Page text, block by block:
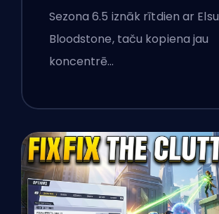
Foksa un Monstri Ņujorkā
Sezona 6.5 iznāk rītdien ar Elsu
Bloodstone, taču kopiena jau
koncentrē…